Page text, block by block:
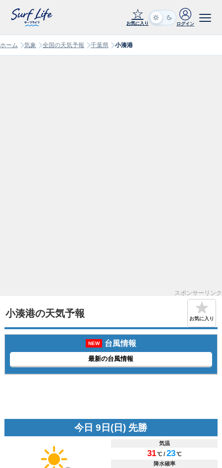
☆
お気に入り ログイン
ホーム 気象 全国の天気予報 千葉県 小湊港
スポンサーリンク
小湊港の天気予報 お気に入り
NEW 台風情報
最新の台風情報
今日 9日(日) 先勝
気温
31℃ /23℃
降水確率